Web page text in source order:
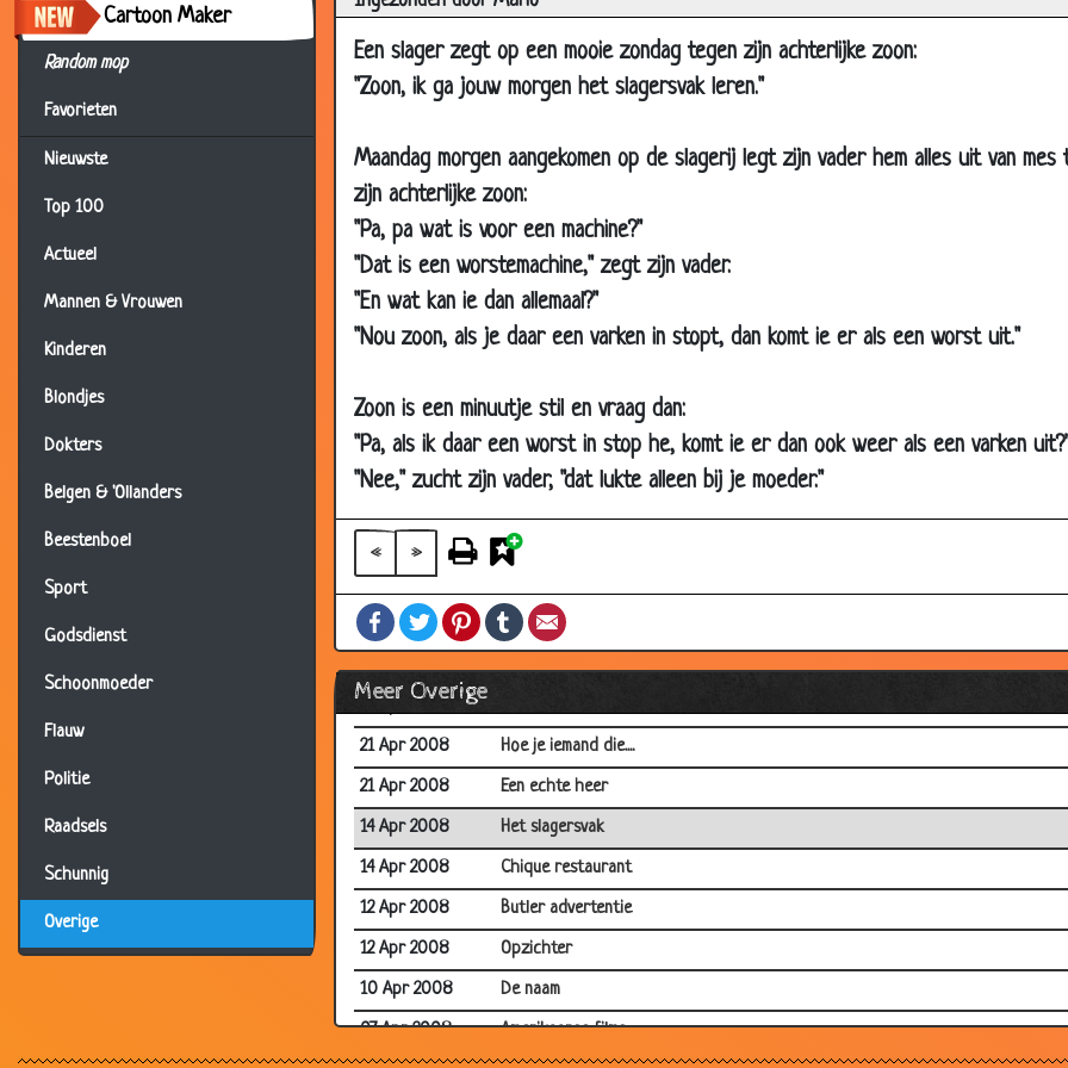
Cartoon Maker
Random mop
Favorieten
Nieuwste
Top 100
Actueel
Mannen & Vrouwen
Kinderen
Blondjes
Dokters
Belgen & 'Ollanders
Beestenboel
Sport
Godsdienst
Schoonmoeder
Flauw
Politie
Raadsels
Schunnig
Overige
Een slager zegt op een mooie zondag tegen zijn achterlijke zoon:
"Zoon, ik ga jouw morgen het slagersvak leren."
Maandag morgen aangekomen op de slagerij legt zijn vader hem alles uit van
zijn achterlijke zoon:
"Pa, pa wat is voor een machine?"
"Dat is een worstemachine," zegt zijn vader.
"En wat kan ie dan allemaal?"
"Nou zoon, als je daar een varken in stopt, dan komt ie er als een worst uit."
Zoon is een minuutje stil en vraag dan:
"Pa, als ik daar een worst in stop he, komt ie er dan ook weer als een varken
"Nee," zucht zijn vader, "dat lukte alleen bij je moeder."
« »
FacebookTwitterPinterestTumblr
Meer Overige
30 Jun 2008
De Lifter
26 Jun 2008
Auto met een geurtje
24 Jun 2008
Ik weer met mijn grote mond
14 Jun 2008
Blauwe licht
14 Jun 2008
Jagen toegestaan
11 Jun 2008
Jagen
08 Jun 2008
Hoe oud ben je?
04 Jun 2008
Krampachtig
26 May 2008
Geld verdienen
IEMAND, IEDEREEN en NIEMAND
29 Apr 2008
3 wensen
26 Apr 2008
Vissen
25 Apr 2008
Geflitst
21 Apr 2008
Hoe je iemand die....
21 Apr 2008
Een echte heer
14 Apr 2008
Het slagersvak
14 Apr 2008
Chique restaurant
12 Apr 2008
Butler advertentie
12 Apr 2008
Opzichter
10 Apr 2008
De naam
07 Apr 2008
Amerikaanse films